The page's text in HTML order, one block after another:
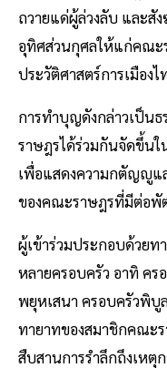
ถวายแด่ผู้ล่วงลับ และสั
อุทิศส่วนกุศลให้แก่คณะ
ประวัติศาสตร์การเมืองไ
การทำบุญดังกล่าวเป็น
ราษฎรได้ร่วมกันจัดขึ้น
เพื่อแสดงความกตัญญูแ
ของคณะราษฎรที่มีต่อพั
ผู้เข้าร่วมประกอบด้วย
หลายครอบครัว อาทิ ค
พยุหเสนา ครอบครัวพิบู
ทายาทของสมาชิกคณะ
สืบสานการรำลึกถึงเหตุ